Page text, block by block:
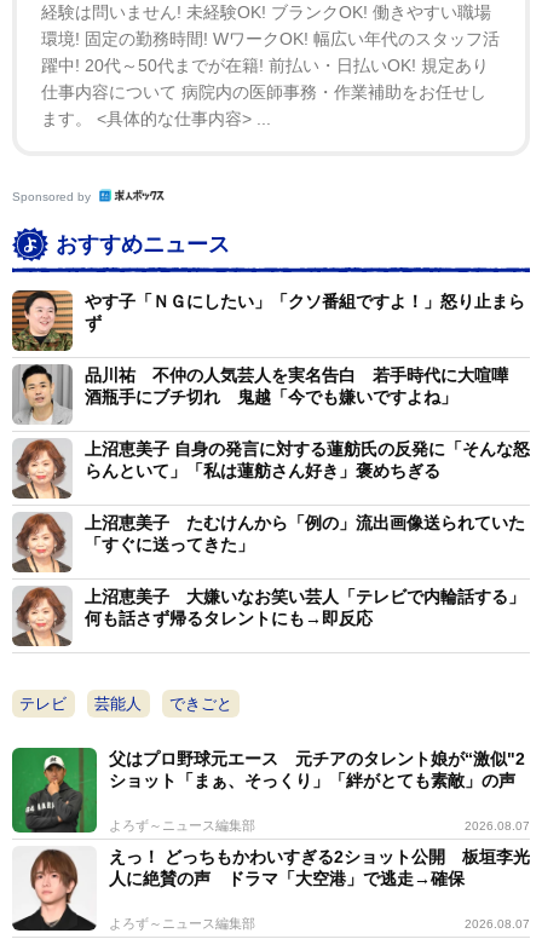
経験は問いません! 未経験OK! ブランクOK! 働きやすい職場
環境! 固定の勤務時間! WワークOK! 幅広い年代のスタッフ活
躍中! 20代～50代までが在籍! 前払い・日払いOK! 規定あり
仕事内容について 病院内の医師事務・作業補助をお任せし
ます。 <具体的な仕事内容> ...
Sponsored by
おすすめニュース
やす子「ＮＧにしたい」「クソ番組ですよ！」怒り止まら
ず
品川祐 不仲の人気芸人を実名告白 若手時代に大喧嘩
酒瓶手にブチ切れ 鬼越「今でも嫌いですよね」
上沼恵美子 自身の発言に対する蓮舫氏の反発に「そんな怒
らんといて」「私は蓮舫さん好き」褒めちぎる
上沼恵美子 たむけんから「例の」流出画像送られていた
「すぐに送ってきた」
上沼恵美子 大嫌いなお笑い芸人「テレビで内輪話する」
何も話さず帰るタレントにも→即反応
テレビ 芸能人 できごと
父はプロ野球元エース 元チアのタレント娘が“激似"2
ショット「まぁ、そっくり」「絆がとても素敵」の声
よろず～ニュース編集部 2026.08.07
えっ！ どっちもかわいすぎる2ショット公開 板垣李光
人に絶賛の声 ドラマ「大空港」で逃走→確保
よろず～ニュース編集部 2026.08.07